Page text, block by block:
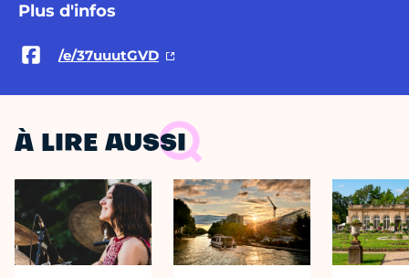
Plus d'infos
/e/37uuutGVD
À LIRE AUSSI